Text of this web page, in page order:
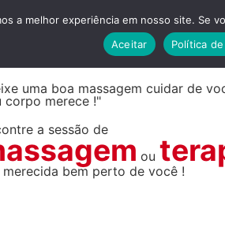
uma boa massagem cuidar de
corpo merece !"
a sessão de
ou
bem perto de você !
a melhor experiência em nosso site. Se
Aceitar
Política